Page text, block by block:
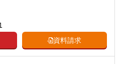
代文、古典（古文・漢文）、算
、理科、物理、化学、生物、地
、倫理、日本史、世界史、歴史
治経済、地理、英語、英会話、
資料請求